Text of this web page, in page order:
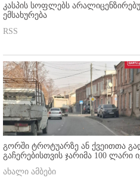
კასპის სოფლებს
ემსახურება
RSS
გორში ტროტუარზე ან ქვეითთა
გაჩერებისთვის ჯარიმა 100 ლარი
ახალი ამბები